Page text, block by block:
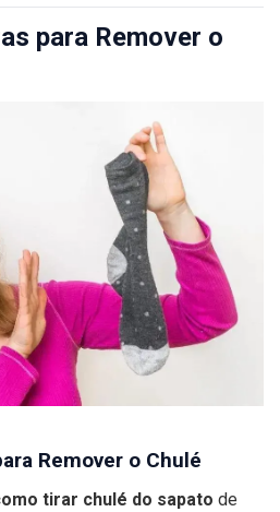
para Remover o
Remover o Chulé
tirar chulé do sapato de